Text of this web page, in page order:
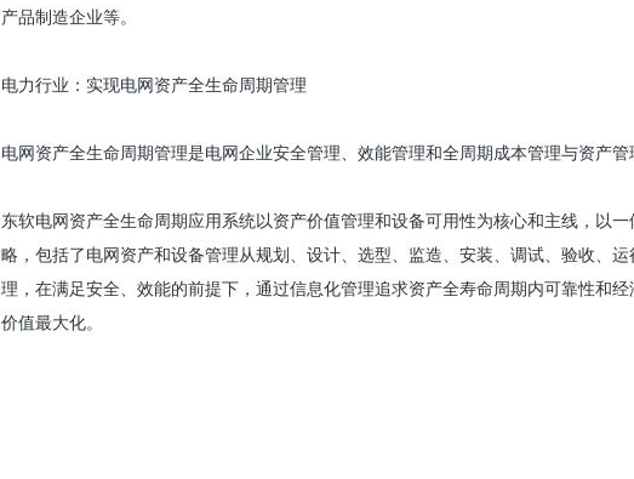
产品制造企业等。
电力行业：实现电网资产全生命周期管理
电网资产全生命周期管理是电网企业安全管理、效能管理和全周期成本管理与资产管
东软电网资产全生命周期应用系统以资产价值管理和设备可用性为核心和主线，以
略，包括了电网资产和设备管理从规划、设计、选型、监造、安装、调试、验收、
理，在满足安全、效能的前提下，通过信息化管理追求资产全寿命周期内可靠性和
价值最大化。